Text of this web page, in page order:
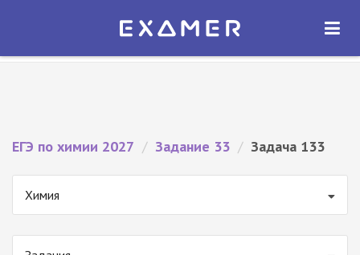
Экзамер — ЕГЭ 2027
ОТКРЫТЬ
ЕГЭ по химии 2027 / Задание 33 / Задача 133
Химия